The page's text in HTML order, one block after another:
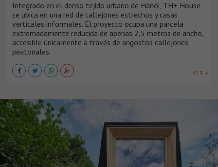
Integrado en el denso tejido urbano de Hanói, TH+ House
se ubica en una red de callejones estrechos y casas
verticales informales. El proyecto ocupa una parcela
extremadamente reducida de apenas 2,5 metros de ancho,
accesible únicamente a través de angostos callejones
peatonales.
VER +